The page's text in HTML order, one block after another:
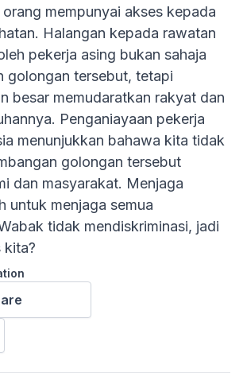
mempunyai akses kepada
Halangan kepada rawatan
pekerja asing bukan sahaja
golongan tersebut, tetapi
besar memudaratkan rakyat dan
Penganiayaan pekerja
menunjukkan bahawa kita tidak
golongan tersebut
dan masyarakat. Menjaga
untuk menjaga semua
tidak mendiskriminasi, jadi
kita?